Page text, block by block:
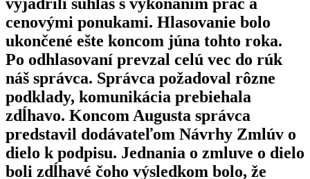
cenovými ponukami. Hlasovanie bolo
ukončené ešte koncom júna tohto roka.
Po odhlasovaní prevzal celú vec do rúk
náš správca. Správca požadoval rôzne
podklady, komunikácia prebiehala
zdĺhavo. Koncom Augusta správca
predstavil dodávateľom Návrhy Zmlúv o
dielo k podpisu. Jednania o zmluve o dielo
boli zdĺhavé čoho výsledkom bolo, že